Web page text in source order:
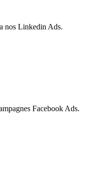
nos Linkedin Ads.
Facebook Ads.